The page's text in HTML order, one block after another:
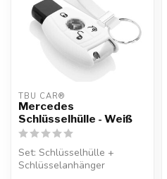
TBU CAR®
Mercedes
Schlüsselhülle - Weiß
Set: Schlüsselhülle +
Schlüsselanhänger